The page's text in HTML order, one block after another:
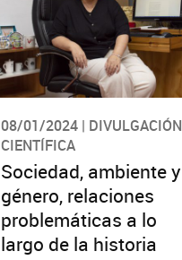
08/01/2024 | DIVULGACIÓN
CIENTÍFICA
Sociedad, ambiente y
género, relaciones
problemáticas a lo
largo de la historia